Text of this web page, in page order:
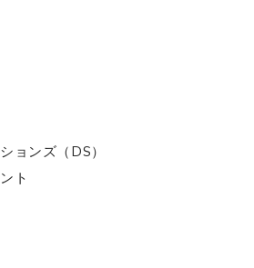
on Chainalysis products,
and news. Your personal data will
ョンズ（DS）
ト